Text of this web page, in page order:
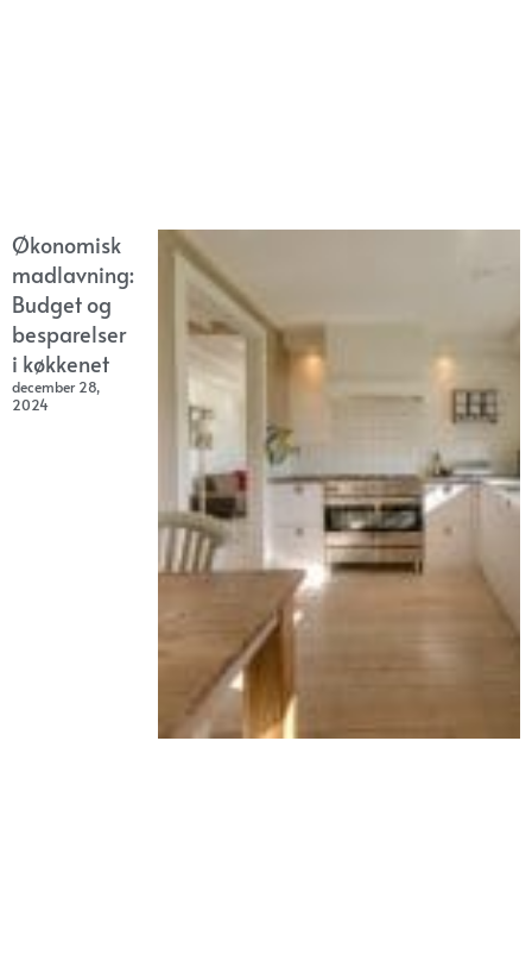
Økonomisk
madlavning:
Budget og
besparelser
i køkkenet
december 28,
2024